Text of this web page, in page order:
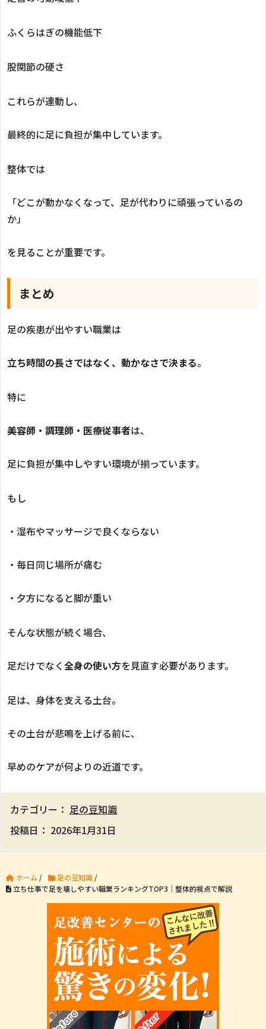
ふくらはぎの機能低下
股関節の硬さ
これらが連動し、
最終的に足に負担が集中しています。
整体では
「どこが動かなくなって、足が代わりに頑張っているの
か」
を見ることが重要です。
まとめ
足の疾患が出やすい職業は
立ち時間の長さではなく、動かなさで決まる。
特に
美容師・調理師・医療従事者は、
足に負担が集中しやすい環境が揃っています。
もし
・湿布やマッサージで良くならない
・毎日同じ場所が痛む
・夕方になると脚が重い
そんな状態が続く場合、
足だけでなく全身の使い方を見直す必要があります。
足は、身体を支える土台。
その土台が悲鳴を上げる前に、
早めのケアが何よりの近道です。
カテゴリー： 足の豆知識
投稿日： 2026年1月31日
ホーム / 足の豆知識 /
立ち仕事で足を壊しやすい職業ランキングTOP3｜整体的視点で解説